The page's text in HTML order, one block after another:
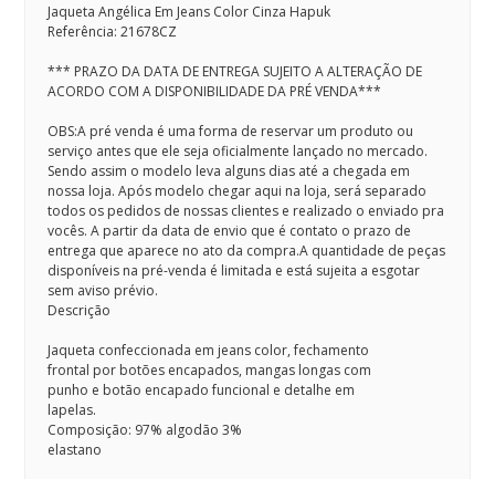
Jaqueta Angélica Em Jeans Color Cinza Hapuk
Referência: 21678CZ
*** PRAZO DA DATA DE ENTREGA SUJEITO A ALTERAÇÃO DE
ACORDO COM A DISPONIBILIDADE DA PRÉ VENDA***
OBS:A pré venda é uma forma de reservar um produto ou
serviço antes que ele seja oficialmente lançado no mercado.
Sendo assim o modelo leva alguns dias até a chegada em
nossa loja. Após modelo chegar aqui na loja, será separado
todos os pedidos de nossas clientes e realizado o enviado pra
vocês. A partir da data de envio que é contato o prazo de
entrega que aparece no ato da compra.A quantidade de peças
disponíveis na pré-venda é limitada e está sujeita a esgotar
sem aviso prévio.
Descrição
Jaqueta confeccionada em jeans color, fechamento
frontal por botões encapados, mangas longas com
punho e botão encapado funcional e detalhe em
lapelas.
Composição: 97% algodão 3%
elastano